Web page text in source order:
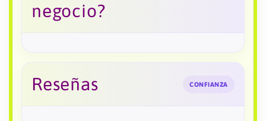
negocio?
Reseñas CONFIANZA